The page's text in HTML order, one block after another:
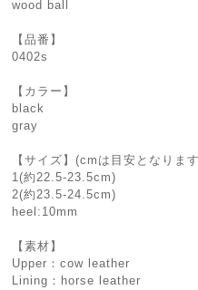
wood ball
【品番】
0402s
【カラー】
black
gray
【サイズ】(cmは目安となりま
1(約22.5-23.5cm)
2(約23.5-24.5cm)
heel:10mm
【素材】
Upper：cow leather
Lining：horse leather